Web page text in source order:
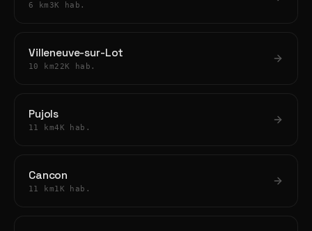
6 km 3K hab.
Villeneuve-sur-Lot
10 km22K hab.
Pujols
11 km4K hab.
Cancon
11 km1K hab.